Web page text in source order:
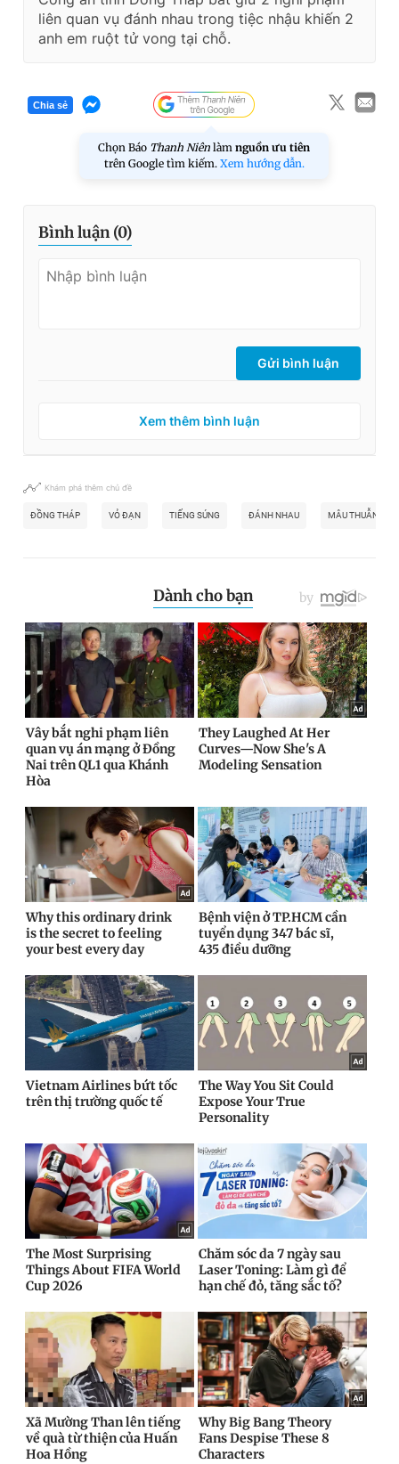
liên quan vụ đánh nhau trong tiệc nhậu khiến 2
anh em ruột tử vong tại chỗ.
Chia sẻ
Chọn Báo Thanh Niên làm nguồn ưu tiên
trên Google tìm kiếm. Xem hướng dẫn.
Bình luận (0)
Gửi bình luận
Xem thêm bình luận
Khám phá thêm chủ đề
ĐỒNG THÁP VỎ ĐẠN TIẾNG SÚNG ĐÁNH NHAU MÂU THUẪN